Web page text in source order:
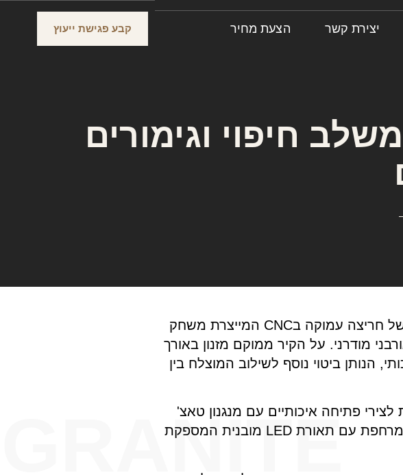
יצירת קשר הצעת מחיר קבע פגישת ייעוץ
חיפוי וגימורים
הקיר מחופה בשני גוונים בהירים ומחוספסים באפקט מרשים של חריצה עמוקה בCNC המייצרת משחק
מודרני. על הקיר ממוקם מזנון באורך
הנותן ביטוי נוסף לשילוב המוצלח בין
פתיחה איכותיים עם מנגנון טאצ'
לפתיחה פרקטית ואיכותית. שילוב של מראה עגולה בקוטר 60 מרחפת עם תאורת LED מובנית המספקת
GRANITE